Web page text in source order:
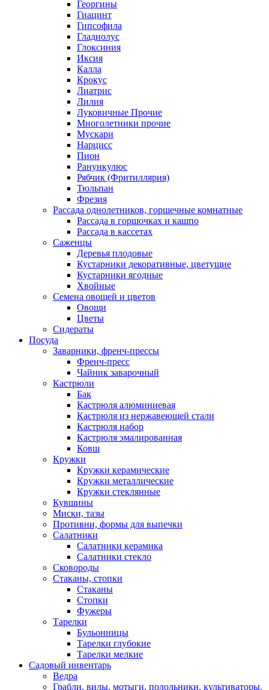
Георгины
Гиацинт
Гипсофила
Гладиолус
Глоксиния
Иксия
Калла
Крокус
Лиатрис
Лилия
Луковичные Прочие
Многолетники прочие
Мускари
Нарцисс
Пион
Ранункулюс
Рябчик (Фритиллярия)
Тюльпан
Фрезия
Рассада однолетников, горшечные комнатные
Рассада в горшочках и кашпо
Рассада в кассетах
Саженцы
Деревья плодовые
Кустарники декоративные, цветущие
Кустарники ягодные
Хвойные
Семена овощей и цветов
Овощи
Цветы
Сидераты
Посуда
Заварники, френч-прессы
Френч-пресс
Чайник заварочный
Кастрюли
Бак
Кастрюля алюминиевая
Кастрюля из нержавеющей стали
Кастрюля набор
Кастрюля эмалированная
Ковш
Кружки
Кружки керамические
Кружки металлические
Кружки стеклянные
Кувшины
Миски, тазы
Противни, формы для выпечки
Салатники
Салатники керамика
Салатники стекло
Сковороды
Стаканы, стопки
Стаканы
Стопки
Фужеры
Тарелки
Бульонницы
Тарелки глубокие
Тарелки мелкие
Садовый инвентарь
Ведра
Грабли, вилы, мотыги, полольники, культиваторы.